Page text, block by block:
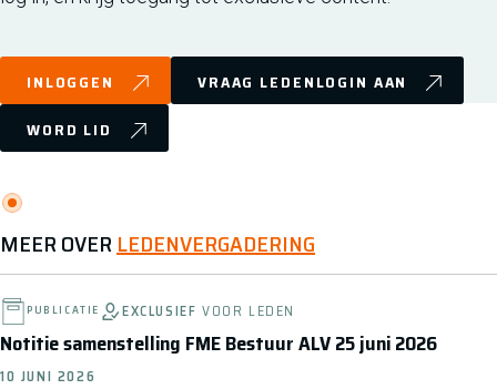
INLOGGEN
VRAAG LEDENLOGIN AAN
WORD LID
MEER OVERLEDENVERGADERING
PUBLICATIE EXCLUSIEF VOOR LEDEN
Notitie samenstelling FME Bestuur ALV 25 juni 2026
10 JUNI 2026